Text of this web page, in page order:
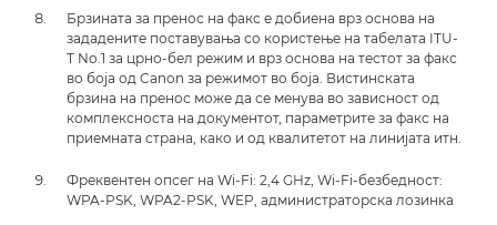
Брзината за пренос на факс е добиена врз основа на
зададените поставувања со користење на табелата ITU-
T No.1 за црно-бел режим и врз основа на тестот за факс
во боја од Canon за режимот во боја. Вистинската
брзина на пренос може да се менува во зависност од
комплексноста на документот, параметрите за факс на
приемната страна, како и од квалитетот на линијата итн.
Фреквентен опсег на Wi-Fi: 2,4 GHz, Wi-Fi-безбедност:
WPA-PSK, WPA2-PSK, WEP, администраторска лозинка